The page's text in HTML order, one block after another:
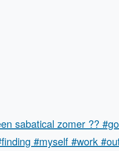
sabatical zomer ??
#myself #work